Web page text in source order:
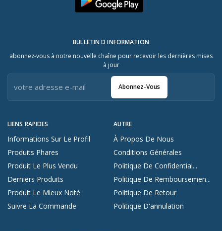
LIENS RAPIDES
Informations Sur Le Profil
Produits Phares
Produit Le Plus Vendu
Derniers Produits
Produit Le Mieux Noté
Suivre La Commande
AUTRE
À Propos De Nous
Conditions Générales
Politique De Confidential...
Politique De Remboursemen...
Politique De Retour
Politique D'annulation
BULLETIN D INFORMATION
abonnez-vous à notre nouvelle chaîne pour recevoir les dernières mises
à jour
Abonnez-Vous